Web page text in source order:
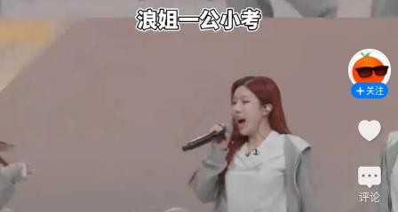
关注
评论